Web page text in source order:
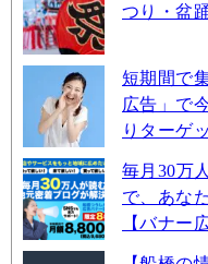
つり・盆
短期間で
広告」で
りターゲ
毎月30万
で、あな
【バナー